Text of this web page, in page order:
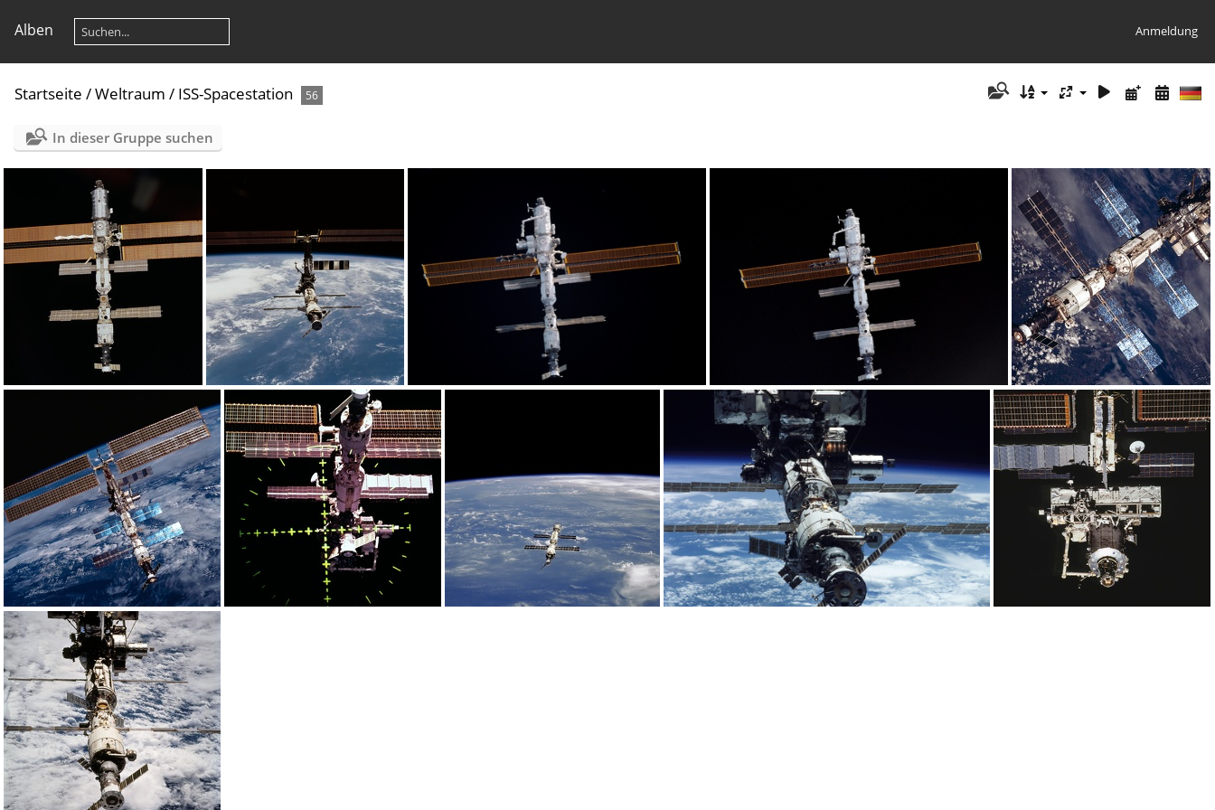
Alben Anmeldung
Startseite /Weltraum / ISS-Spacestation 56
In dieser Gruppe suchen
sts102-712-005 sts102-714-078 sts104-332-027 sts105-707-019
sts105-707-022